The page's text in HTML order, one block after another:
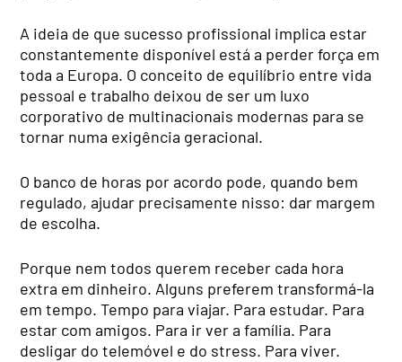
A ideia de que sucesso profissional implica estar
constantemente disponível está a perder força em
toda a Europa. O conceito de equilíbrio entre vida
pessoal e trabalho deixou de ser um luxo
corporativo de multinacionais modernas para se
tornar numa exigência geracional.
O banco de horas por acordo pode, quando bem
regulado, ajudar precisamente nisso: dar margem
de escolha.
Porque nem todos querem receber cada hora
extra em dinheiro. Alguns preferem transformá-la
em tempo. Tempo para viajar. Para estudar. Para
estar com amigos. Para ir ver a família. Para
desligar do telemóvel e do stress. Para viver.